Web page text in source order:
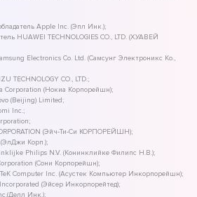
Apple Inc. (Эпл Инк.);
HUAWEI TECHNOLOGIES CO., LTD. (ХУАВЕЙ
Electronics Co. Ltd. (Самсунг Электроникс Ко.,
TECHNOLOGY CO., LTD.;
Corporation (Нокиа Корпорейшн);
(Beijing) Limited;
Inc.;
(Эйч-Ти-Си КОРПОРЕЙШН);
(ЭлДжи Корп.);
Philips N.V. (Конинклийке Филипс Н.В.);
(Сони Корпорейшн);
Computer Inc. (Асустек Компьютер Инкорпорейшн);
(Эйсер Инкорпорейтед);
Инк.);